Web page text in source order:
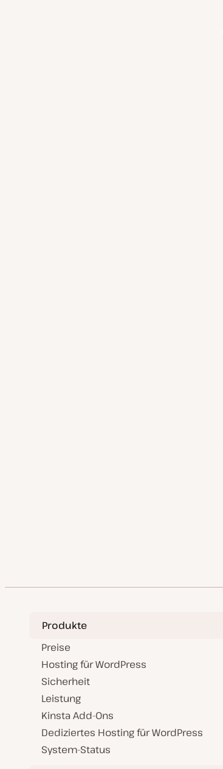
Produkte
Preise
Hosting für WordPress
Sicherheit
Leistung
Kinsta Add-Ons
Dediziertes Hosting für WordPress
System-Status